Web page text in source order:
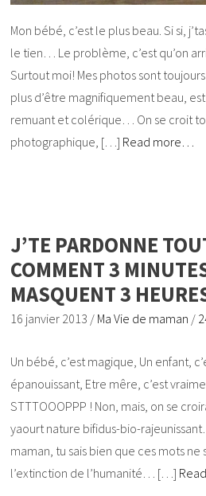
Mon bébé, c’est le plus beau. Si si,
le tien… Le problème, c’est qu’on
Surtout moi! Mes photos sont
plus d’être magnifiquement beau,
remuant et colérique… On se croit
photographique, […] Read more…
J’TE PARDONNE
COMMENT 3
MASQUENT 3
16 janvier 2013 / Ma Vie de maman /
Un bébé, c’est magique, Un enfant,
épanouissant, Etre mêre, c’est
STTTOOOPPP ! Non, mais, on se
yaourt nature bifidus-bio-
maman, tu sais bien que ces mots
l’extinction de l’humanité… […]